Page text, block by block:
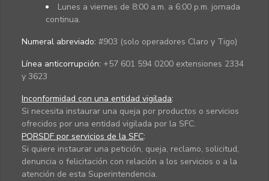
Lunes a viernes de 8:00 a.m. a 6:00 p.m. jornada
continua.
Numeral abreviado: #903 (solo operadores Claro y Tigo)
Línea anticorrupción: +57 601 594 0200 extensiones 2334
y 3623
Inconformidad con una entidad vigilada:
Si necesita instaurar una queja por productos o servicios
ofrecidos por una entidad vigilada por la SFC.
PQRSDF por servicios de la SFC:
Si quiere instaurar una petición, queja, reclamo, solicitud,
denuncia o felicitación con relación a los servicios o a la
atención de esta Superintendencia.